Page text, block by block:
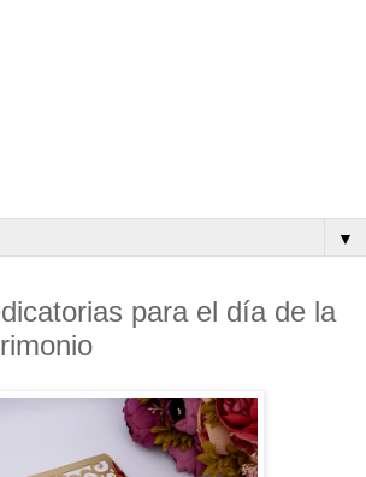
▼
para el día de la